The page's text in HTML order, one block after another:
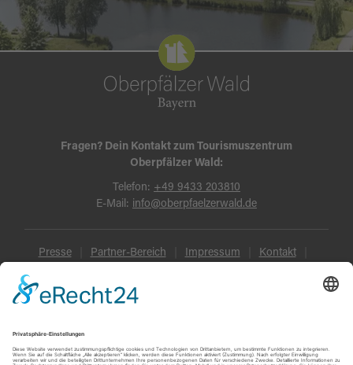
Fragen? Dein Kontakt zum Tourismuszentrum
Oberpfälzer Wald:
Telefon: +49 9433 203810
E-Mail: info@oberpfaelzerwald.de
Presse Partner-Bereich Impressum Kontakt
Datenschutz